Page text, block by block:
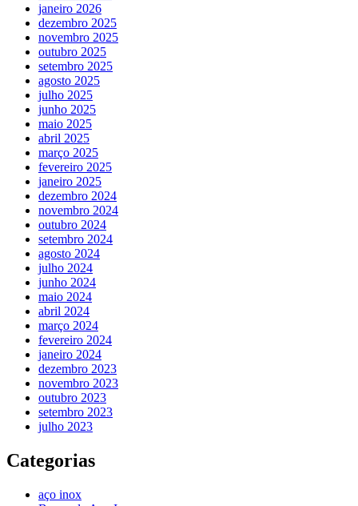
janeiro 2026
dezembro 2025
novembro 2025
outubro 2025
setembro 2025
agosto 2025
julho 2025
junho 2025
maio 2025
abril 2025
março 2025
fevereiro 2025
janeiro 2025
dezembro 2024
novembro 2024
outubro 2024
setembro 2024
agosto 2024
julho 2024
junho 2024
maio 2024
abril 2024
março 2024
fevereiro 2024
janeiro 2024
dezembro 2023
novembro 2023
outubro 2023
setembro 2023
julho 2023
Categorias
aço inox